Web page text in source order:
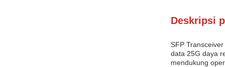
Deskripsi
SFP
data 25G daya
mendukung